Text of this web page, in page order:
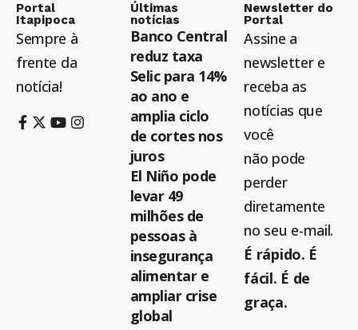
Portal
Itapipoca
Sempre à
frente da
notícia!
Últimas
notícias
Banco Central
reduz taxa
Selic para 14%
ao ano e
amplia ciclo
de cortes nos
juros
El Niño pode
levar 49
milhões de
pessoas à
insegurança
alimentar e
ampliar crise
global
Newsletter do
Portal
Assine a
newsletter e
receba as
notícias que
você
não pode
perder
diretamente
no seu e-mail.
É rápido. É
fácil. É de
graça.